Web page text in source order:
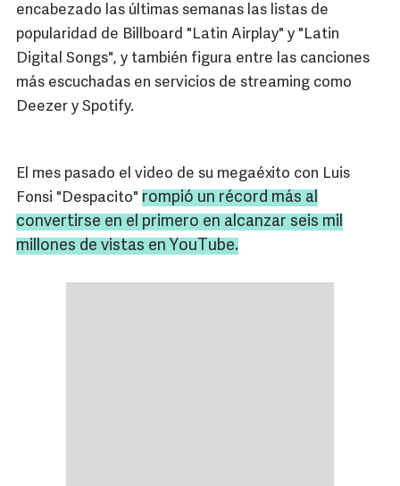
encabezado las últimas semanas las listas de
popularidad de Billboard "Latin Airplay" y "Latin
Digital Songs", y también figura entre las canciones
más escuchadas en servicios de streaming como
Deezer y Spotify.
El mes pasado el video de su megaéxito con Luis
Fonsi "Despacito" rompió un récord más al
convertirse en el primero en alcanzar seis mil
millones de vistas en YouTube.